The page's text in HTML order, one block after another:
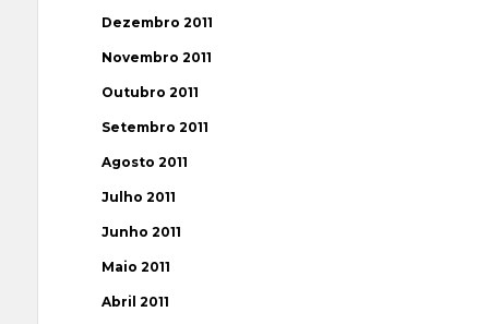
Dezembro 2011
Novembro 2011
Outubro 2011
Setembro 2011
Agosto 2011
Julho 2011
Junho 2011
Maio 2011
Abril 2011